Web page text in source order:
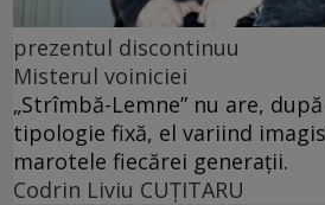
prezentul discontinuu
Misterul voiniciei
„Strîmbă-Lemne” nu are,
tipologie fixă, el variind
marotele fiecărei generaţii.
Codrin Liviu CUŢITARU